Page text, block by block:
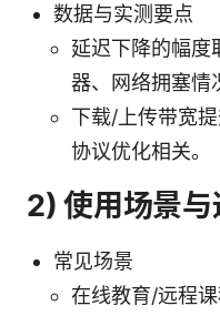
数据与实测要点
延迟下降的幅度
器、网络拥塞情
下载/上传带宽
协议优化相关。
2) 使用场景
常见场景
在线教育/远程